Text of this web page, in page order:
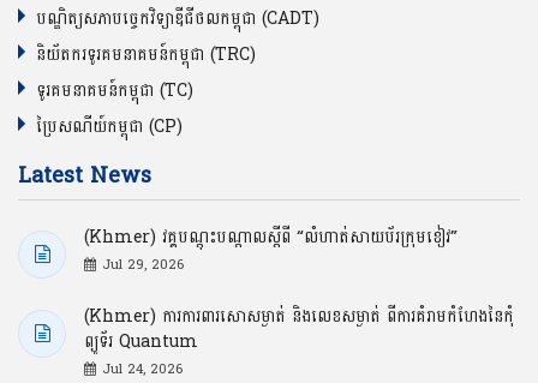
បណ្ឌិត្យសភាបច្ចេកវិទ្យាឌីជីថលកម្ពុជា (CADT)
និយ័តករទូរគមនាគមន៍កម្ពុជា (TRC)
ទូរគមនាគមន៍កម្ពុជា (TC)
ប្រៃសណីយ៍កម្ពុជា (CP)
Latest News
(Khmer) វគ្គបណ្ដុះបណ្ដាលស្ដីពី “លំហាត់សាយប័រក្រុមខៀវ”
Jul 29, 2026
(Khmer) ការការពារសោសម្ងាត់ និងលេខសម្ងាត់ ពីការគំរាមកំហែងនៃកុំ
ព្យូទ័រ Quantum
Jul 24, 2026